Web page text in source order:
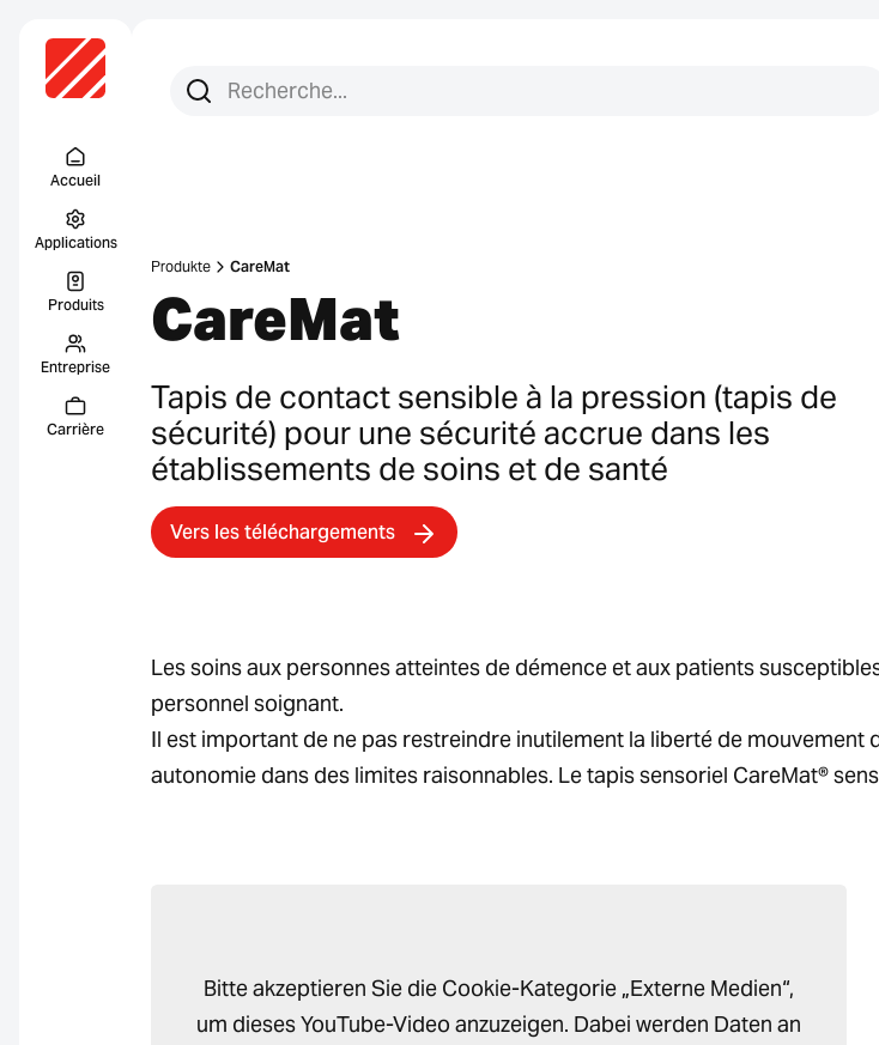
Accueil
Applications
Produits
Entreprise
Carrière
Recherchez :
Recherche
Produkte CareMat
CareMat
Tapis de contact sensible à la pression (tapis de
sécurité) pour une sécurité accrue dans les
établissements de soins et de santé
Vers les téléchargements
Les soins aux personnes atteintes de démence et aux patients
personnel soignant.
Il est important de ne pas restreindre inutilement la liberté de
autonomie dans des limites raisonnables. Le tapis sensoriel CareMat®
Bitte akzeptieren Sie die Cookie-Kategorie „Externe Medien“,
um dieses YouTube-Video anzuzeigen. Dabei werden Daten an